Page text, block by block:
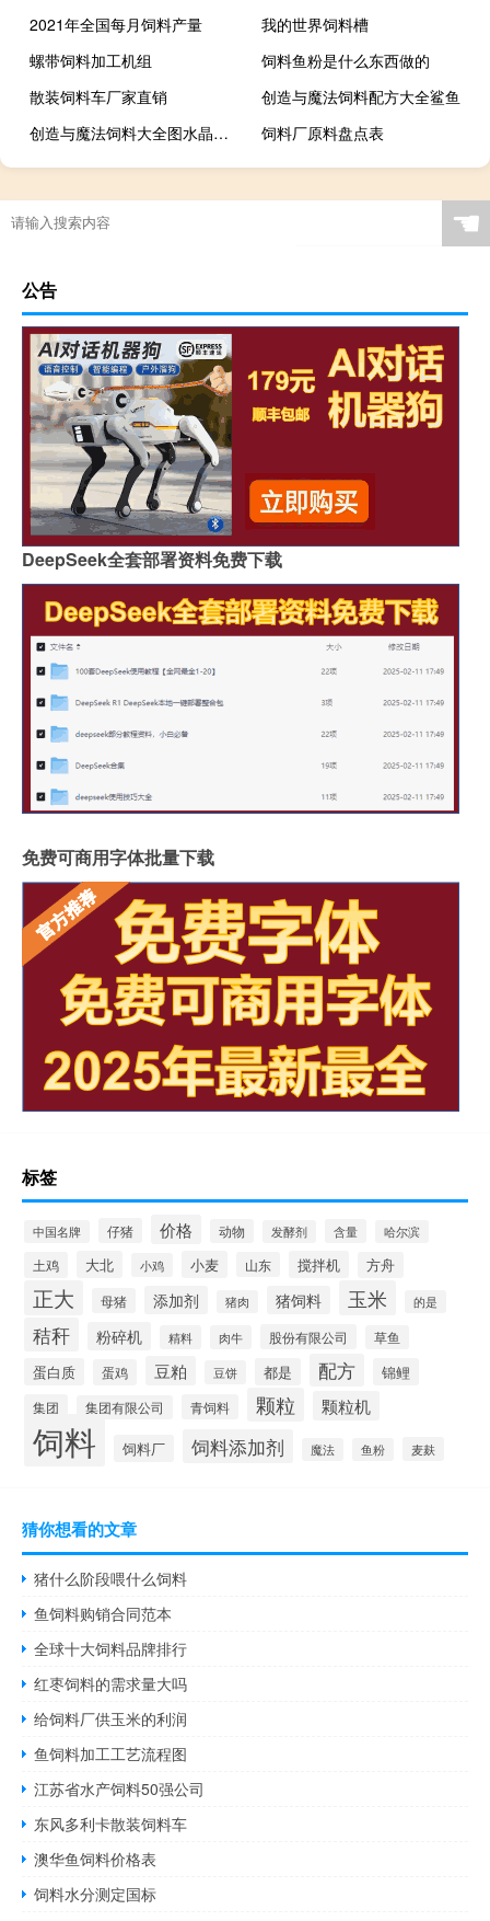
2021年全国每月饲料产量
我的世界饲料槽
螺带饲料加工机组
饲料鱼粉是什么东西做的
散装饲料车厂家直销
创造与魔法饲料配方大全鲨鱼
创造与魔法饲料大全图水晶剑分布图
饲料厂原料盘点表
☚
公告
DeepSeek全套部署资料免费下载
免费可商用字体批量下载
标签
中国名牌 仔猪 价格 动物 发酵剂 含量 哈尔滨
土鸡 大北 小鸡 小麦 山东 搅拌机 方舟
正大 母猪 添加剂 猪肉 猪饲料 玉米 的是
秸秆 粉碎机 精料 肉牛 股份有限公司 草鱼
蛋白质 蛋鸡 豆粕 豆饼 都是 配方 锦鲤
集团 集团有限公司 青饲料 颗粒 颗粒机
饲料 饲料厂 饲料添加剂 魔法 鱼粉 麦麸
猜你想看的文章
猪什么阶段喂什么饲料
鱼饲料购销合同范本
全球十大饲料品牌排行
红枣饲料的需求量大吗
给饲料厂供玉米的利润
鱼饲料加工工艺流程图
江苏省水产饲料50强公司
东风多利卡散装饲料车
澳华鱼饲料价格表
饲料水分测定国标